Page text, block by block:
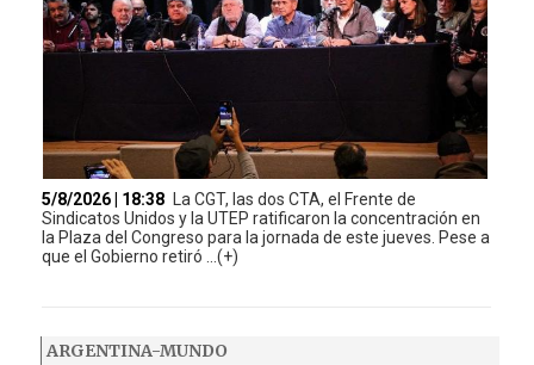
5/8/2026 | 18:38
La CGT, las dos CTA, el Frente de
Sindicatos Unidos y la UTEP ratificaron la concentración en
la Plaza del Congreso para la jornada de este jueves. Pese a
que el Gobierno retiró ...(+)
ARGENTINA-MUNDO